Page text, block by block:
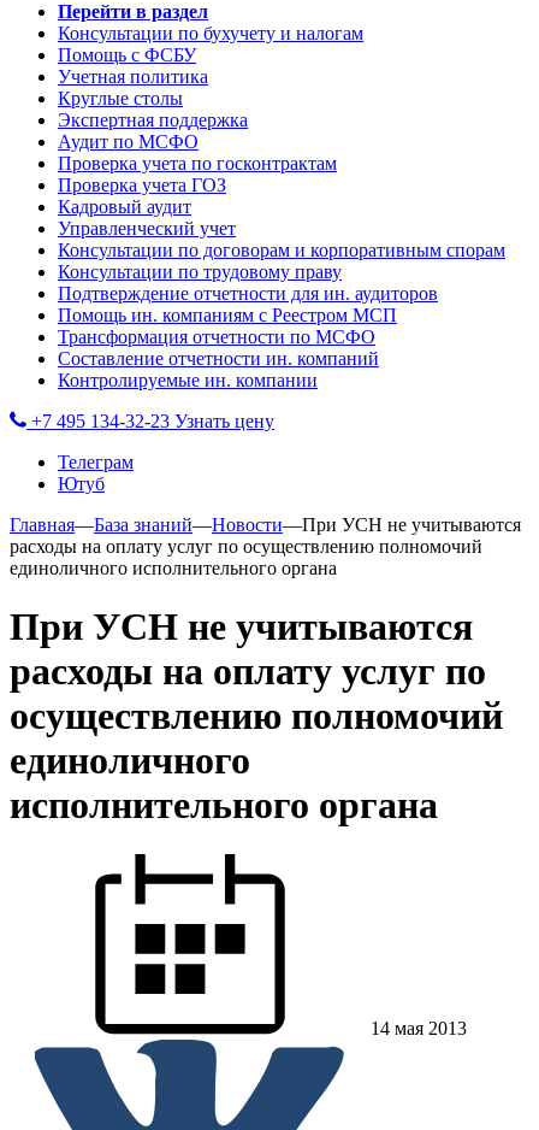
Перейти в раздел
Консультации по бухучету и налогам
Помощь с ФСБУ
Учетная политика
Круглые столы
Экспертная поддержка
Аудит по МСФО
Проверка учета по госконтрактам
Проверка учета ГОЗ
Кадровый аудит
Управленческий учет
Консультации по договорам и корпоративным спорам
Консультации по трудовому праву
Подтверждение отчетности для ин. аудиторов
Помощь ин. компаниям с Реестром МСП
Трансформация отчетности по МСФО
Составление отчетности ин. компаний
Контролируемые ин. компании
+7 495 134-32-23 Узнать цену
Телеграм
Ютуб
Главная—База знаний—Новости—При УСН не учитываются
расходы на оплату услуг по осуществлению полномочий
единоличного исполнительного органа
При УСН не учитываются
расходы на оплату услуг по
осуществлению полномочий
единоличного
исполнительного органа
14 мая 2013